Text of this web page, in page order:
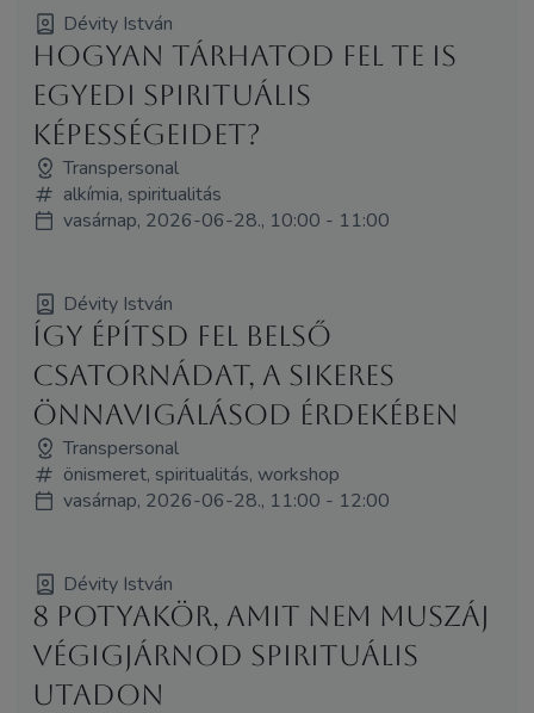
Dévity István
Hogyan tárhatod fel te is
egyedi spirituális
képességeidet?
Transpersonal
alkímia, spiritualitás
vasárnap, 2026-06-28., 10:00 - 11:00
Dévity István
Így építsd fel belső
csatornádat, a sikeres
önnavigálásod érdekében
Transpersonal
önismeret, spiritualitás, workshop
vasárnap, 2026-06-28., 11:00 - 12:00
Dévity István
8 potyakör, amit nem muszáj
végigjárnod spirituális
utadon